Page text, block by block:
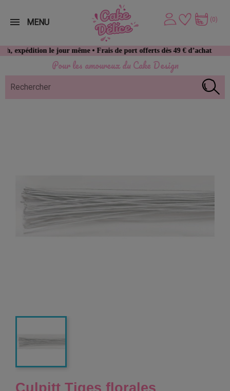
Pour les amoureux du Cake Design
le jour même • Frais de port offerts dès 49 € d’achat
(0)
MENU
Culpitt Tiges florales